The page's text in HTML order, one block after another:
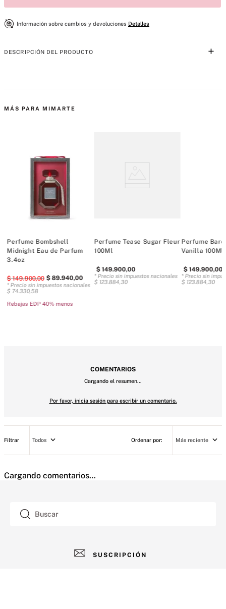
Información sobre cambios y devoluciones Detalles
DESCRIPCIÓN DEL PRODUCTO
Tipo de fragancia: Afrutada, vainilla y madera
Notas: cereza negra, peonía estrella vespertina, vainilla y
madera
100 ml/3,4 onzas.
MÁS PARA MIMARTE
Perfume Bombshell
Midnight Eau de Parfum
3.4oz
$ 149.900,00 $ 89.940,00
* Precio sin impuestos nacionales
$ 74.330,58
Rebajas EDP 40% menos
Perfume Tease Sugar Fleur
100Ml
$ 149.900,00
* Precio sin impuestos nacionales
$ 123.884,30
Perfume
Vanilla 100Ml
$ 149.900,00
* Precio sin
$ 123.884,30
COMENTARIOS
Cargando el resumen…
Por favor, inicia sesión para escribir un comentario.
Más reciente
Todos
Cargando comentarios…
Buscar
SUSCRIPCIÓN